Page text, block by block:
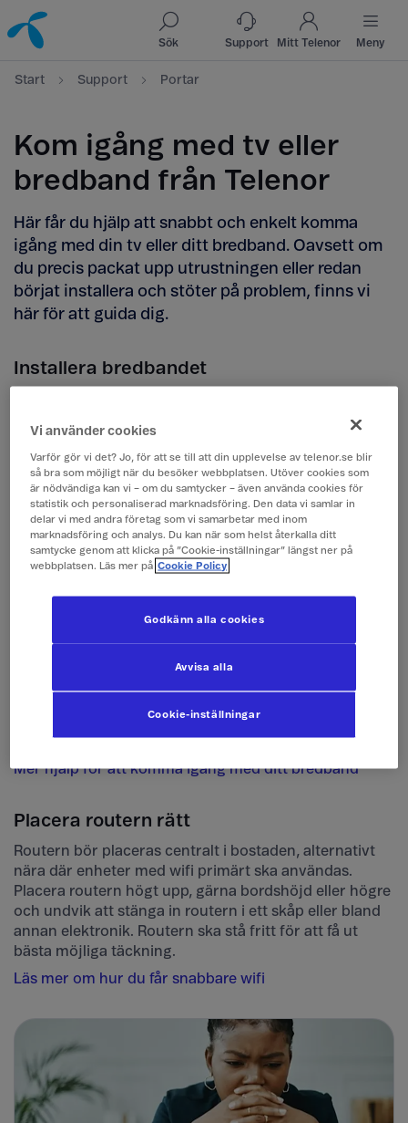
Till innehåll
Till sök
Sök Support Mitt Telenor Meny
Start Support Portar
Kom igång med tv eller
bredband från Telenor
Här får du hjälp att snabbt och enkelt komma
igång med din tv eller ditt bredband. Oavsett om
du precis packat upp utrustningen eller redan
börjat installera och stöter på problem, finns vi
här för att guida dig.
Installera bredbandet
boxen. Äldre kablar kan ha en annan strömstyrka
som gör att de inte fungerar.
Om du har ett bredbandsuttag, koppla in
nätverkskabeln till det röda uttaget på routern och
koppla in den andra änden till bredbandsuttaget på
väggen. Om du har en tjänstefördelare, koppla
nätverkskabeln till en LAN port i tjänstefördelaren
(oftast LAN 1) och andra änden till det röda uttaget
Har du ett skåp i hallen med flera uttag? Då slipper
Koppla nätverkskabeln från uttaget märkt IN till
rummet där du vill placera routern.
Rätt placering av routernär viktigt för att den ska
fungera riktigt bra.
Mer hjälp för att komma igång med ditt bredband
Placera routern rätt
Routern bör placeras centralt i bostaden, alternativt
nära där enheter med wifi primärt ska användas.
Placera routern högt upp, gärna bordshöjd eller högre
och undvik att stänga in routern i ett skåp eller bland
annan elektronik. Routern ska stå fritt för att få ut
bästa möjliga täckning.
Läs mer om hur du får snabbare wifi
Vi använder cookies
Varför gör vi det? Jo, för att se till att din upplevelse av telenor.se blir
så bra som möjligt när du besöker webbplatsen. Utöver cookies som
är nödvändiga kan vi – om du samtycker – även använda cookies för
statistik och personaliserad marknadsföring. Den data vi samlar in
delar vi med andra företag som vi samarbetar med inom
marknadsföring och analys. Du kan när som helst återkalla ditt
samtycke genom att klicka på ”Cookie-inställningar” längst ner på
webbplatsen. Läs mer på Cookie Policy
Cookie-inställningar
Avvisa alla
Godkänn alla cookies